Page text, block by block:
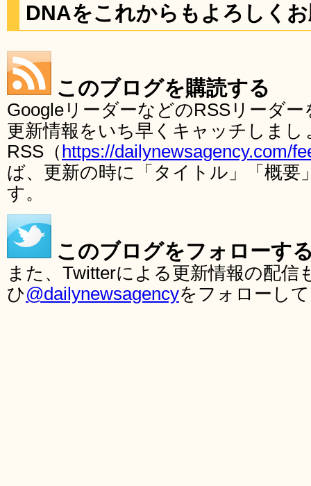
DNAをこれからもよろしく
このブログを購読する
GoogleリーダーなどのRSSリーダ
更新情報をいち早くキャッチしま
RSS（ https://dailynewsagency.com/
ば、更新の時に「タイトル」「概要
す。
このブログをフォローす
また、Twitterによる更新情報の配
ひ@dailynewsagencyをフォローし